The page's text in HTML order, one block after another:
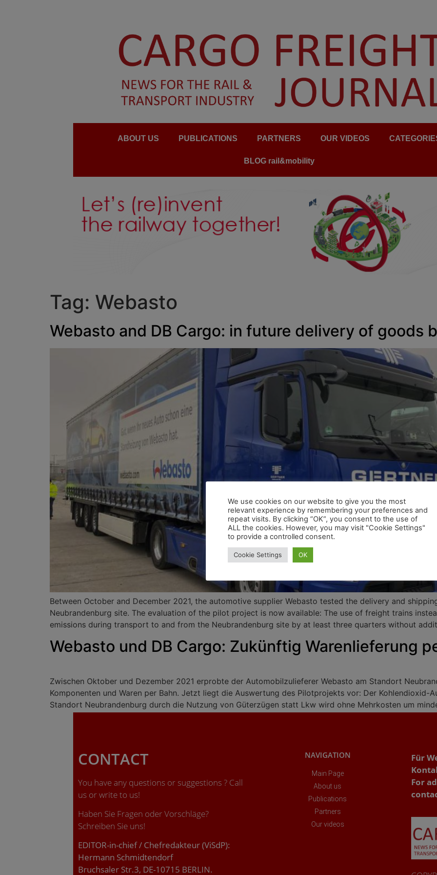
ABOUT US PUBLICATIONS PARTNERS OUR VIDEOS
BLOG rail&mobility
Tag: Webasto
Webasto and DB Cargo: in future delivery of goods
Between October and December 2021, the automotive supplier Webasto tested the delivery and
Neubrandenburg site. The evaluation of the pilot project is now available: The use of freight trains
emissions during transport to and from the Neubrandenburg site by at least three quarters without
Webasto und DB Cargo: Zukünftig Warenlieferung
Zwischen Oktober und Dezember 2021 erprobte der Automobilzulieferer Webasto am Standort
Komponenten und Waren per Bahn. Jetzt liegt die Auswertung des Pilotprojekts vor: Der Kohlendioxid-
Standort Neubrandenburg durch die Nutzung von Güterzügen statt Lkw wird ohne Mehrkosten um
CONTACT
You have any questions or suggestions ? Call
us or write to us!
Haben Sie Fragen oder Vorschläge?
Schreiben Sie uns!
EDITOR-in-chief / Chefredakteur (ViSdP):
Hermann Schmidtendorf
Bruchsaler Str.3, DE-10715 BERLIN.
NAVIGATION
Main Page
About us
Publications
Partners
Our videos
Für
For
We use cookies on our website to give you the most
relevant experience by remembering your preferences and
repeat visits. By clicking “OK”, you consent to the use of
ALL the cookies. However, you may visit "Cookie Settings"
to provide a controlled consent.
Cookie Settings OK